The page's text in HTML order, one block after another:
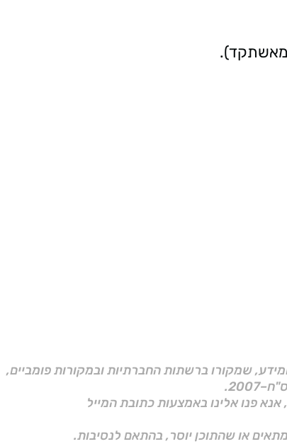
שמקורו ברשתות החברתיות ובמקורות פומביים,
פנו אלינו באמצעות כתובת המייל
או שהתוכן יוסר, בהתאם לנסיבות.